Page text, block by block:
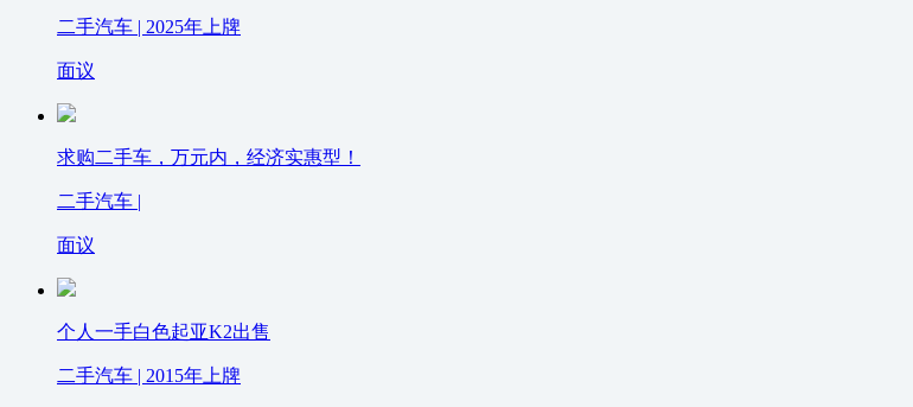
二手汽车 | 2025年上牌
面议
求购二手车，万元内，经济实惠型！
二手汽车 |
面议
个人一手白色起亚K2出售
二手汽车 | 2015年上牌